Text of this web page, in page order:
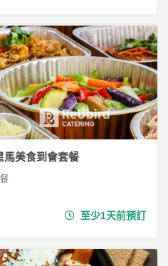
馬美食到會套餐
至少1天前預訂